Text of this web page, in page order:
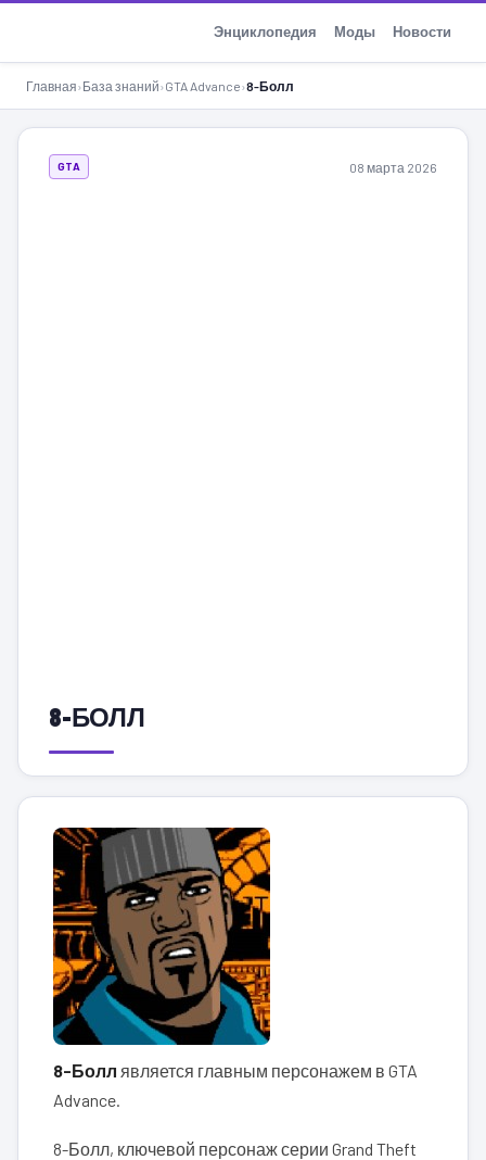
Энциклопедия Моды Новости
Главная›База знаний›GTA Advance›8-Болл
GTA 08 марта 2026
8-БОЛЛ
8-Болл является главным персонажем в GTA
Advance.
8-Болл, ключевой персонаж серии Grand Theft